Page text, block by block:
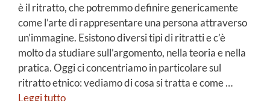
è il ritratto, che potremmo definire genericamente
come l’arte di rappresentare una persona attraverso
un’immagine. Esistono diversi tipi di ritratti e c’è
molto da studiare sull’argomento, nella teoria e nella
pratica. Oggi ci concentriamo in particolare sul
ritratto etnico: vediamo di cosa si tratta e come …
Leggi tutto